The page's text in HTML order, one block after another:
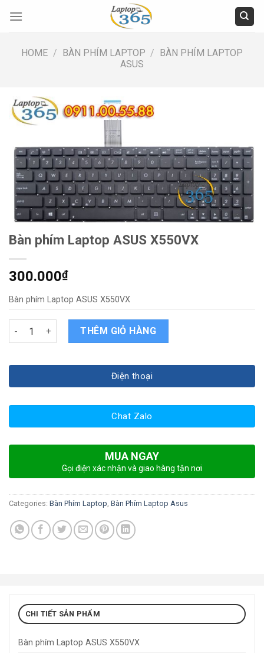
HOME / BÀN PHÍM LAPTOP / BÀN PHÍM LAPTOP
ASUS
Bàn phím Laptop ASUS X550VX
300.000₫
Bàn phím Laptop ASUS X550VX
Bàn phím Laptop ASUS X550VX quantity
THÊM GIỎ HÀNG
Điện thoại
Chat Zalo
MUA NGAY
Gọi điện xác nhận và giao hàng tận nơi
Categories: Bàn Phím Laptop, Bàn Phím Laptop Asus
CHI TIẾT SẢN PHẨM
Bàn phím Laptop ASUS X550VX